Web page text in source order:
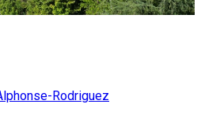
Rodriguez